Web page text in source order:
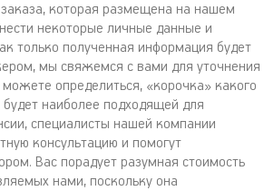
которая размещена на нашем
некоторые личные данные и
только полученная информация будет
мы свяжемся с вами для уточнения
определиться, «корочка» какого
будет наиболее подходящей для
специалисты нашей компании
консультацию и помогут
Вас порадует разумная стоимость
нами, поскольку она